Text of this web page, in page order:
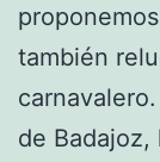
también
de Badajoz,